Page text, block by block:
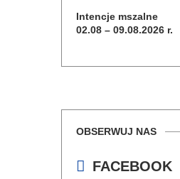
Intencje mszalne
02.08 – 09.08.2026 r.
OBSERWUJ NAS
FACEBOOK